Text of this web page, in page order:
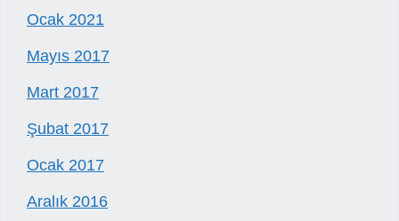
Ocak 2021
Mayıs 2017
Mart 2017
Şubat 2017
Ocak 2017
Aralık 2016